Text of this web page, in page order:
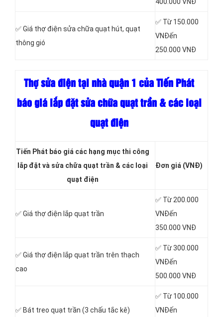
✅ Giá thợ điện sửa chữa quạt hút, quạt
thông gió
✅ Từ 150.000
VNĐến
250.000 VNĐ
Thợ sửa điện tại nhà quận 1 của Tiến Phát
báo giá lắp đặt sửa chữa quạt trần & các loại
quạt điện
Tiến Phát báo giá các hạng mục thi công
lắp đặt và sửa chữa quạt trần & các loại
quạt điện
Đơn giá (VNĐ)
✅ Giá thợ điện lắp quạt trần
✅ Từ 200.000
VNĐến
350.000 VNĐ
✅ Giá thợ điện lắp quạt trần trên thạch
cao
✅ Từ 300.000
VNĐến
500.000 VNĐ
✅ Bát treo quạt trần (3 chấu tắc kê)
✅ Từ 100.000
VNĐến